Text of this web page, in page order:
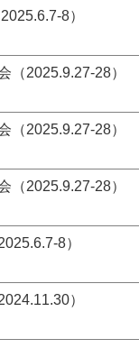
8）
（2025.9.27-28）
（2025.9.27-28）
（2025.9.27-28）
8）
）